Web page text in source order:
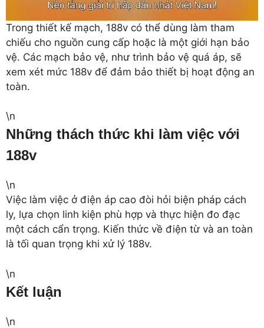
Trong thiết kế mạch, 188v có thể dùng làm tham
chiếu cho nguồn cung cấp hoặc là một giới hạn bảo
vệ. Các mạch bảo vệ, như trình bảo vệ quá áp, sẽ
xem xét mức 188v để đảm bảo thiết bị hoạt động an
toàn.
\n
Những thách thức khi làm việc với
188v
\n
Việc làm việc ở điện áp cao đòi hỏi biện pháp cách
ly, lựa chọn linh kiện phù hợp và thực hiện đo đạc
một cách cẩn trọng. Kiến thức về điện từ và an toàn
là tối quan trọng khi xử lý 188v.
\n
Kết luận
\n